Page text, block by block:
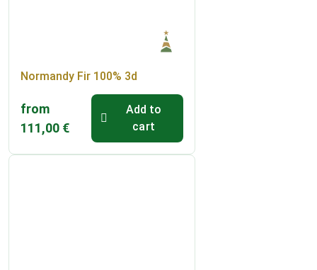
Normandy Fir 100% 3d
from
111,00 €
Add to
cart